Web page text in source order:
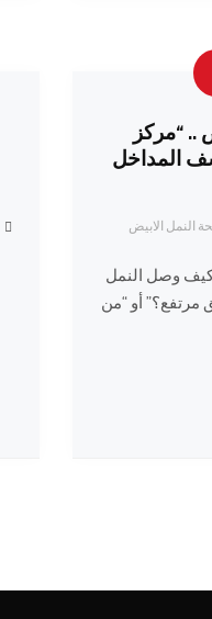
.. “مركز
المداخل
النمل الابيض
وصل النمل
مرتفع؟” أو “من